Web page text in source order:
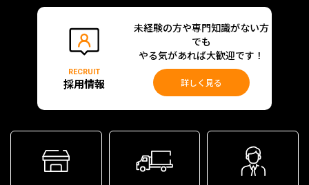
RECRUIT
採用情報
未経験の方や専門知識がない方
でも
やる気があれば大歓迎です！
詳しく見る